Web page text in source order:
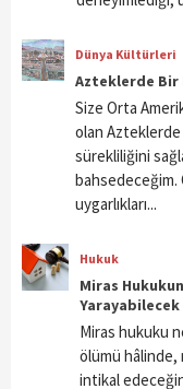
Dünya Kültürleri
Azteklerde Bir
Size Orta
olan Azteklerde
sürekliliğini
bahsedeceğim.
uygarlıkları...
Hukuk
Miras
Miras hukuku
ölümü hâlinde,
intikal